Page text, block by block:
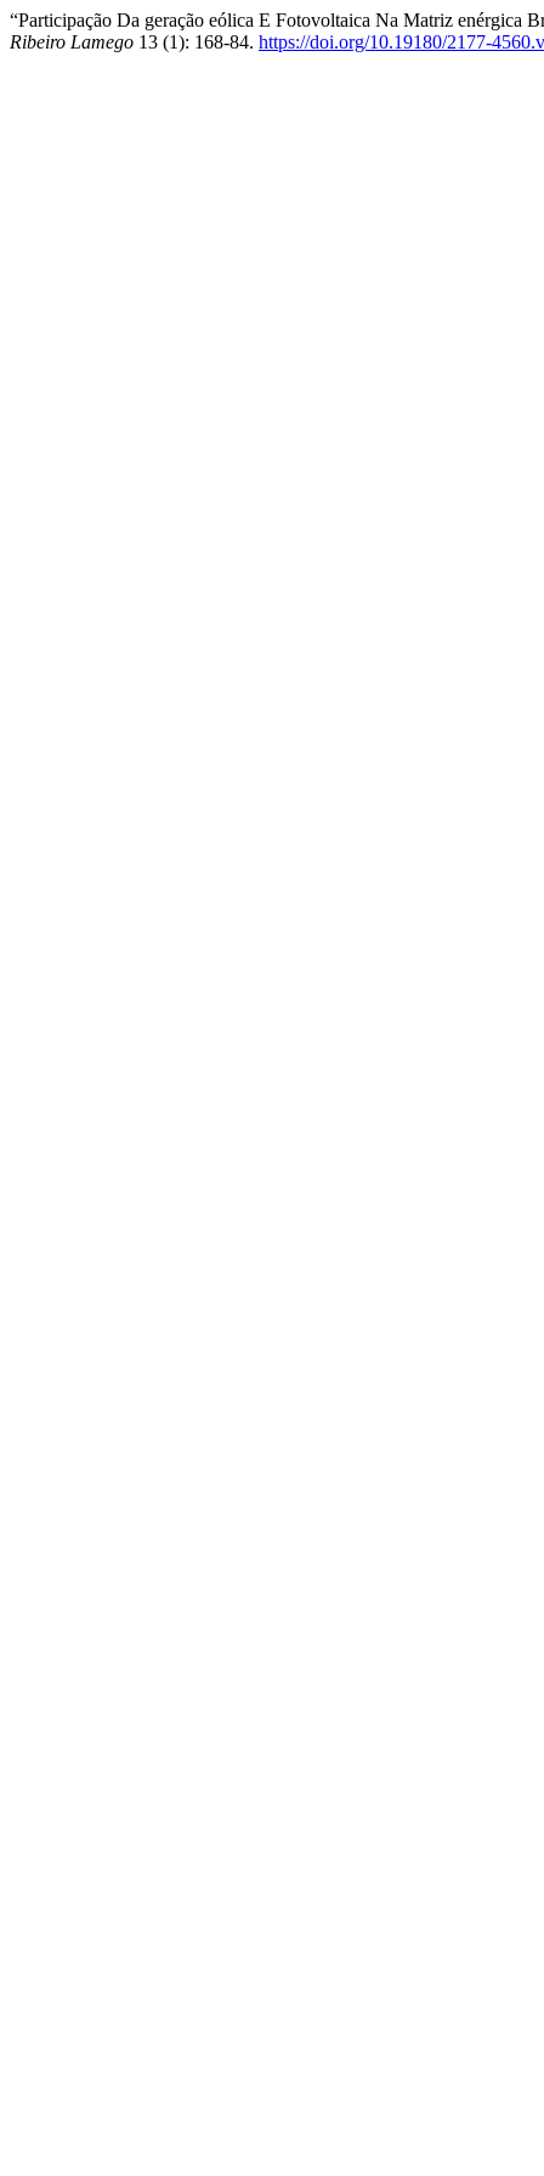
“Participação Da geração eólica E Fotovoltaica Na Matriz enérgica
Ribeiro Lamego 13 (1): 168-84. https://doi.org/10.19180/2177-